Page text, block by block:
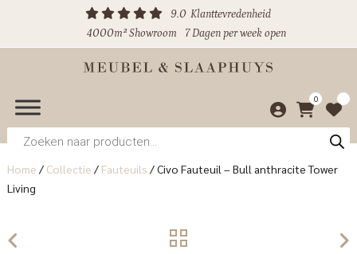
9.0 Klanttevredenheid
4000m² Showroom
7 Dagen per week open
0
Producten
zoeken
Home / Collectie / Fauteuils /Civo Fauteuil – Bull anthracite Tower
Living